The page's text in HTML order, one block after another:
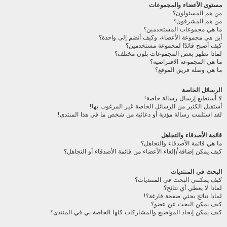
مستوى الأعضاء والمجموعات
من هم المسئولون؟
من هم المشرفون؟
ما هي مجموعات المستخدمين؟
أين هي مجموعة الأعضاء، وكيف أنضم إلى واحدة؟
كيف أصبح قائدًا لمجموعة مستخدمين؟
لماذا تظهر بعض المجموعات بلون مختلف؟
ما هي المجموعة الافتراضية؟
ما هي وصلة فريق الموقع؟
الرسائل الخاصة
لا أستطيع إرسال رسالة خاصة!
أستقبل الكثير من الرسائل الخاصة غير المرغوب بها!
لقد استلمت رسالة مؤذية أو دعائية من شخص ما في هذا المنتدى!
قائمة الأصدقاء والتجاهل
ما هي قائمة الأصدقاء والتجاهل؟
كيف يمكن إضافة/إلغاء الأعضاء من قائمة الأصدقاء أو التجاهل؟
البحث في المنتديات
كيف يمكنني البحث في المنتديات؟
لماذا لا يعطي أي نتائج؟
لماذا نتائج بحثي صفحة فارغة؟!
كيف يمكن البحث عن عضو؟
كيف يمكن إيجاد المواضيع والمشاركات كلها الخاصة بي في المنتدى؟